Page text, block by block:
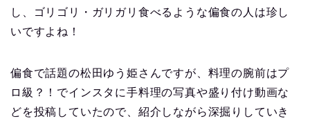
し、ゴリゴリ・ガリガリ食べるような偏食の人は珍し
いですよね！
偏食で話題の松田ゆう姫さんですが、料理の腕前はプ
ロ級？！でインスタに手料理の写真や盛り付け動画な
どを投稿していたので、紹介しながら深掘りしていき